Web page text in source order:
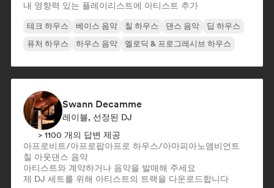
내 영향력 있는 플레이리스트에 아티스트 추가
테크 하우스 베이스 음악 칠 하우스 댄스 음악
딥 하우스
퓨처 하우스
하우스 음악 멜로딕 & 프로그레시브 하우스
Swann Decamme
레이블, 선정된 DJ
> 1100 개의 답변 제공
아프로비트/아프로팝아프로 하우스/아마피아노앰비언트
칠 아웃댄스 음악
아티스트와 계약하거나 음악을 발매해 주세요
제 DJ 세트를 위해 아티스트의 트랙을 다운로드합니다